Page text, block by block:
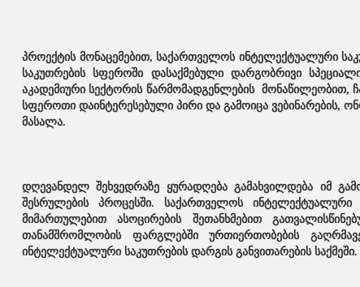
პროექტის მონაცემებით, საქართველოს ინტელექტუალური
საკუთრების სფეროში დასაქმებული დარგობრივი
აკადემიური სექტორის წარმომადგენლების მონაწილეობით,
სფეროთი დაინტერესებული პირი და გამოიცა ვებინარების,
მასალა.
დღევანდელ შეხვედრაზე ყურადღება გამახვილდება იმ
შესრულების პროცესში. საქართველოს
მიმართულებით ასოცირების შეთანხმებით
თანამშრომლობის ფარგლებში ურთიერთობების
ინტელექტუალური საკუთრების დარგის განვითარების საქმეში.